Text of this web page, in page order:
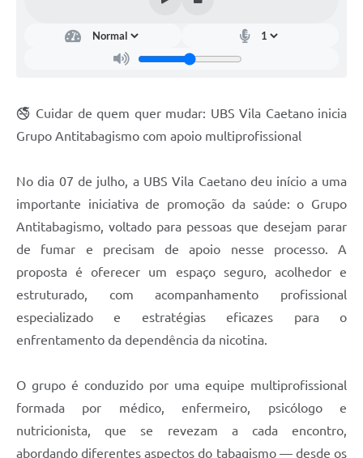
Notificações Ambientais
Conselho Municipal de Conservação e Defesa do
Meio Ambiente-CODEMA
Contratos
Audiências Públicas
Arquivos para Download
Obras
Projetos
Links
Serviços Online
🚭 Cuidar de quem quer mudar: UBS Vila Caetano inicia
Grupo Antitabagismo com apoio multiprofissional
No dia 07 de julho, a UBS Vila Caetano deu início a uma
importante iniciativa de promoção da saúde: o Grupo
Antitabagismo, voltado para pessoas que desejam parar
de fumar e precisam de apoio nesse processo. A
proposta é oferecer um espaço seguro, acolhedor e
estruturado, com acompanhamento profissional
especializado e estratégias eficazes para o
enfrentamento da dependência da nicotina.
O grupo é conduzido por uma equipe multiprofissional
formada por médico, enfermeiro, psicólogo e
nutricionista, que se revezam a cada encontro,
abordando diferentes aspectos do tabagismo — desde os